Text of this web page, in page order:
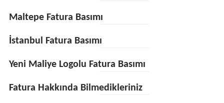
Maltepe Fatura Basımı
İstanbul Fatura Basımı
Yeni Maliye Logolu Fatura Basımı
Fatura Hakkında Bilmedikleriniz